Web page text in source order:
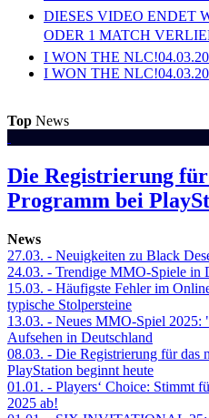
DIESES VIDEO ENDET
ODER 1 MATCH
I WON THE NLC!
I WON THE NLC!
Top News
Die Registrierung für
Programm bei
News
27.03. - Neuigkeiten zu Black
24.03. - Trendige MMO-Spiele in
15.03. - Häufigste Fehler im
typische Stolpersteine
13.03. - Neues MMO-Spiel 2025:
Aufsehen in Deutschland
08.03. - Die Registrierung für das
PlayStation beginnt heute
01.01. - Players‘ Choice: Stimmt
2025 ab!